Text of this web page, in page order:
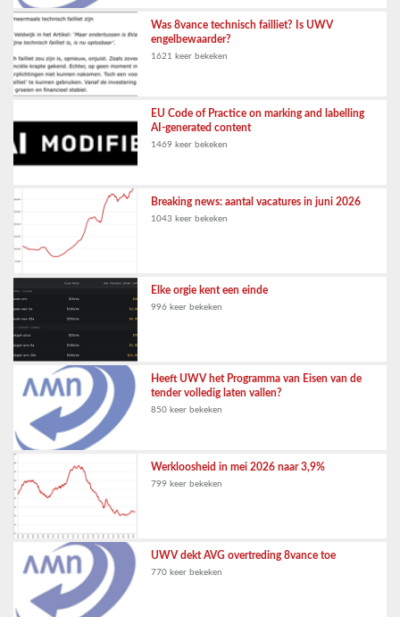
Was 8vance technisch failliet? Is UWV
engelbewaarder?
1621 keer bekeken
EU Code of Practice on marking and labelling
AI-generated content
1469 keer bekeken
Breaking news: aantal vacatures in juni 2026
1043 keer bekeken
Elke orgie kent een einde
996 keer bekeken
Heeft UWV het Programma van Eisen van de
tender volledig laten vallen?
850 keer bekeken
Werkloosheid in mei 2026 naar 3,9%
799 keer bekeken
UWV dekt AVG overtreding 8vance toe
770 keer bekeken